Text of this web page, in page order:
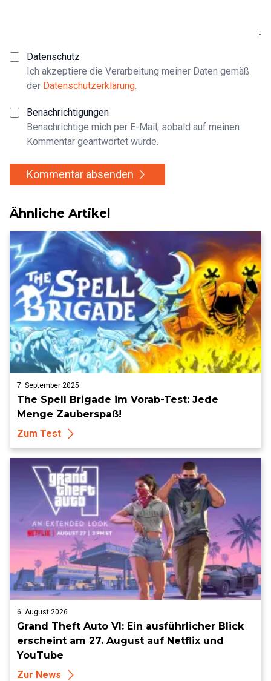
Datenschutz
Ich akzeptiere die Verarbeitung meiner Daten gemäß
der Datenschutzerklärung.
Benachrichtigungen
Benachrichtige mich per E-Mail, sobald auf meinen
Kommentar geantwortet wurde.
Kommentar absenden
Ähnliche Artikel
7. September 2025
The Spell Brigade im Vorab-Test: Jede
Menge Zauberspaß!
Zum Test
6. August 2026
Grand Theft Auto VI: Ein ausführlicher Blick
erscheint am 27. August auf Netflix und
YouTube
Zur News